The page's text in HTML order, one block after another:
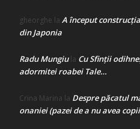
gheorghe la A început
din Japonia
Radu Mungiula Cu Sfinții
adormitei roabei Tale…
Crina Marina la Despre păcatul
onaniei (pazei de a nu avea